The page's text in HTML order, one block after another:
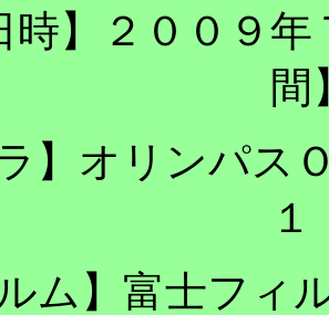
時】２００９
間
ラ】オリンパ
ルム】富士フ